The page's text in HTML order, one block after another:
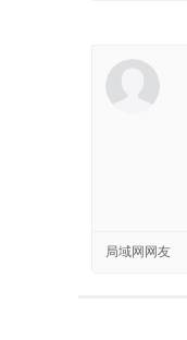
局域网网友